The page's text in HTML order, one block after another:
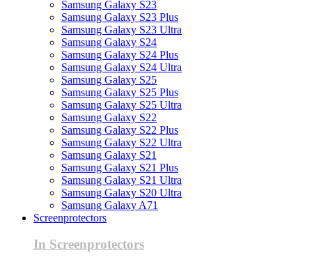
Samsung Galaxy S23
Samsung Galaxy S23 Plus
Samsung Galaxy S23 Ultra
Samsung Galaxy S24
Samsung Galaxy S24 Plus
Samsung Galaxy S24 Ultra
Samsung Galaxy S25
Samsung Galaxy S25 Plus
Samsung Galaxy S25 Ultra
Samsung Galaxy S22
Samsung Galaxy S22 Plus
Samsung Galaxy S22 Ultra
Samsung Galaxy S21
Samsung Galaxy S21 Plus
Samsung Galaxy S21 Ultra
Samsung Galaxy S20 Ultra
Samsung Galaxy A71
Screenprotectors
In Screenprotectors